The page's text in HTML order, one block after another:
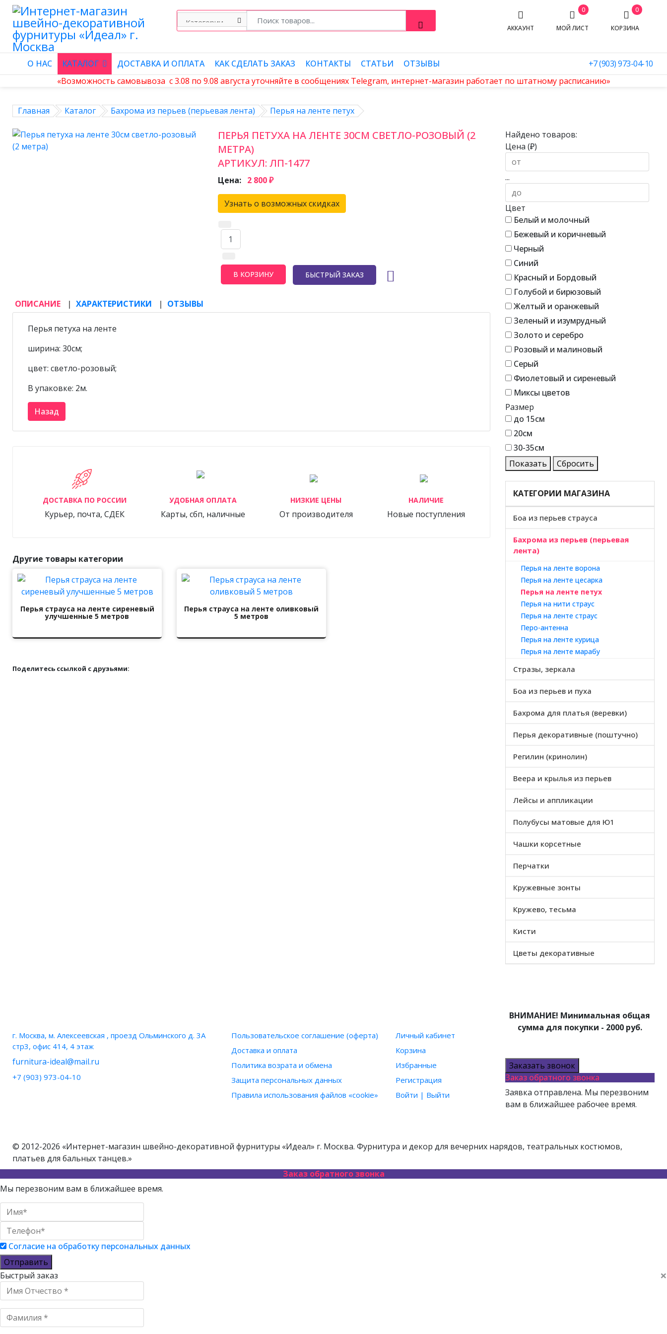
КОРЗИНА
0
МОЙ ЛИСТ
0
АККАУНТ
О НАС КАТАЛОГ ДОСТАВКА И ОПЛАТА КАК СДЕЛАТЬ ЗАКАЗ КОНТАКТЫ СТАТЬИ ОТЗЫВЫ
+7 (903) 973-04-10
«Возможность самовывоза с 3.08 по 9.08 августа уточняйте в сообщениях Telegram, интернет-магазин работает по штатному расписанию»
Главная Каталог Бахрома из перьев (перьевая лента) Перья на ленте петух
ПЕРЬЯ ПЕТУХА НА ЛЕНТЕ 30СМ СВЕТЛО-РОЗОВЫЙ (2
МЕТРА)
АРТИКУЛ: ЛП-1477
Цена: 2 800 ₽
Узнать о возможных скидках
БЫСТРЫЙ ЗАКАЗ
ОПИСАНИЕ ХАРАКТЕРИСТИКИ ОТЗЫВЫ
Перья петуха на ленте
ширина: 30см;
цвет: светло-розовый;
В упаковке: 2м.
ДОСТАВКА ПО РОССИИ
Курьер, почта, СДЕК
УДОБНАЯ ОПЛАТА
Карты, сбп, наличные
НИЗКИЕ ЦЕНЫ
От производителя
НАЛИЧИЕ
Новые поступления
Другие товары категории
Перья страуса на ленте сиреневый
улучшенные 5 метров
Перья страуса на ленте оливковый
5 метров
Поделитесь ссылкой с друзьями:
Найдено товаров:
Цена (₽)
...
Цвет
Белый и молочный
Бежевый и коричневый
Черный
Синий
Красный и Бордовый
Голубой и бирюзовый
Желтый и оранжевый
Зеленый и изумрудный
Золото и серебро
Розовый и малиновый
Серый
Фиолетовый и сиреневый
Миксы цветов
Размер
до 15см
20см
30-35см
Показать
Сбросить
КАТЕГОРИИ МАГАЗИНА
Боа из перьев страуса
Бахрома из перьев (перьевая
лента)
Перья на ленте ворона
Перья на ленте цесарка
Перья на ленте петух
Перья на нити страус
Перья на ленте страус
Перо-антенна
Перья на ленте курица
Перья на ленте марабу
Стразы, зеркала
Боа из перьев и пуха
Бахрома для платья (веревки)
Перья декоративные (поштучно)
Регилин (кринолин)
Веера и крылья из перьев
Лейсы и аппликации
Полубусы матовые для Ю1
Чашки корсетные
Перчатки
Кружевные зонты
Кружево, тесьма
Кисти
Цветы декоративные
г. Москва, м. Алексеевская , проезд Ольминского д. 3А
стр3, офис 414, 4 этаж
furnitura-ideal@mail.ru
+7 (903) 973-04-10
Пользовательское соглашение (оферта)
Доставка и оплата
Политика возрата и обмена
Защита персональных данных
Правила использования файлов «cookie»
Личный кабинет
Корзина
Избранные
Регистрация
Войти | Выйти
ВНИМАНИЕ! Минимальная общая
сумма для покупки - 2000 руб.
Заказать звонок
Заказ обратного звонка
Заявка отправлена. Мы перезвоним
вам в ближайшее рабочее время.
© 2012-2026 «Интернет-магазин швейно-декоративной фурнитуры «Идеал» г. Москва. Фурнитура и декор для вечерних нарядов, театральных костюмов,
платьев для бальных танцев.»
Заказ обратного звонка
Мы перезвоним вам в ближайшее время.
Согласие на обработку персональных данных
Отправить
×
Быстрый заказ